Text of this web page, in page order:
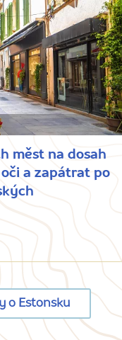
měst na dosah
a zapátrat po
o Estonsku